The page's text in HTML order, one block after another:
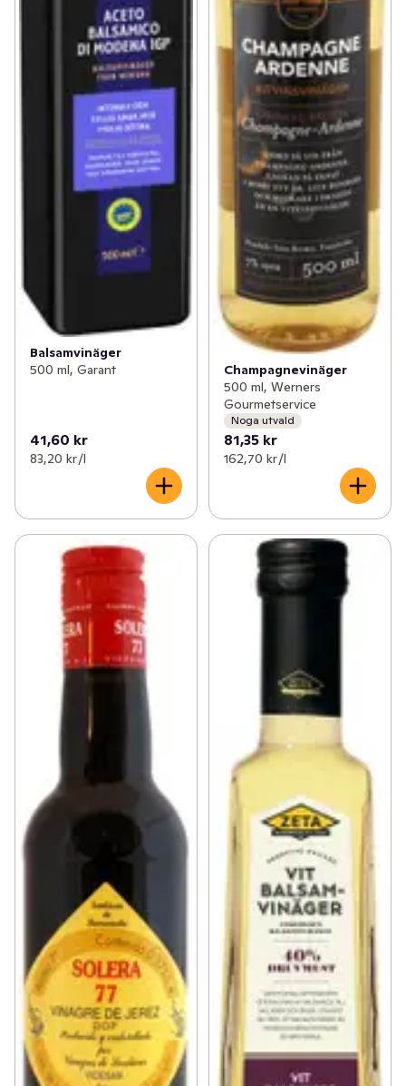
Balsamvinäger
500 ml, Garant
41,60 kr
83,20 kr /l
Champagnevinäger
500 ml, Werners
Gourmetservice
Noga utvald
81,35 kr
162,70 kr /l